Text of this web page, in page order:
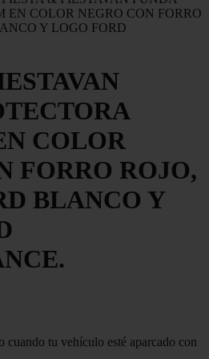
EN COLOR NEGRO CON FORRO
Y LOGO FORD
COLOR
FORRO ROJO,
BLANCO Y
cuando tu vehículo esté aparcado con